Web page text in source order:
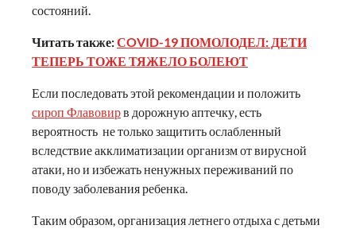
состояний.
Читать также:СOVID-19 ПОМОЛОДЕЛ: ДЕТИ
ТЕПЕРЬ ТОЖЕ ТЯЖЕЛО БОЛЕЮТ
Если последовать этой рекомендации и положить
сироп Флавовирв дорожную аптечку, есть
вероятность не только защитить ослабленный
вследствие акклиматизации организм от вирусной
атаки, но и избежать ненужных переживаний по
поводу заболевания ребенка.
Таким образом, организация летнего отдыха с детьми